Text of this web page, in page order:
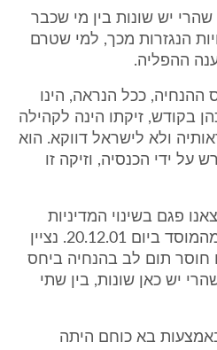
יש שונות בין מי שכבר
הנגזרות מכך, למי שטרם
ההפליה.
ההנחיה, ככל הנראה, הינו
בקודש, זיקתו הינה לקהילה
ולא לישראל דווקא. הוא
על ידי הכנסיה, וזיקה זו
פגם בשינוי המדיניות
ובהנחיה החדשה שיצאה מהמוסד ביום 20.12.01. נציין
חוסר תום לב בהנחיה ביחס
יש כאן שונות, בין שתי
בא כוחם היתה